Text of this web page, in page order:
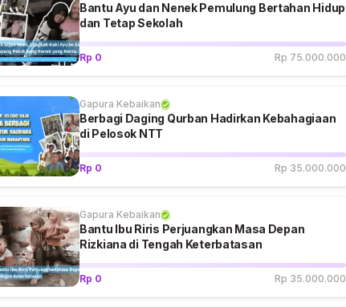
Bantu Ayu dan Nenek Pemulung Bertahan Hidup
dan Tetap Sekolah
Rp 0 Rp 75.000.000
Gapura Kebaikan
Berbagi Daging Qurban Hadirkan Kebahagiaan
di Pelosok NTT
Rp 0 Rp 35.000.000
Gapura Kebaikan
Bantu Ibu Riris Perjuangkan Masa Depan
Rizkiana di Tengah Keterbatasan
Rp 0 Rp 35.000.000